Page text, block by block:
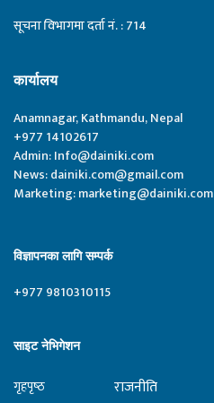
सूचना विभागमा दर्ता नं. : 714
कार्यालय
Anamnagar, Kathmandu, Nepal
+977 14102617
Admin:Info@dainiki.com
News:dainiki.com@gmail.com
Marketing:marketing@dainiki.com
विज्ञापनका लागि सम्पर्क
+977 9810310115
साइट नेभिगेशन
गृहपृष्‍ठ
राजनीति